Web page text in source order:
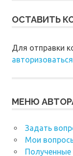
ОСТАВИТЬ
Для отправки
авторизоваться
МЕНЮ
Задать
Мои
Полученные